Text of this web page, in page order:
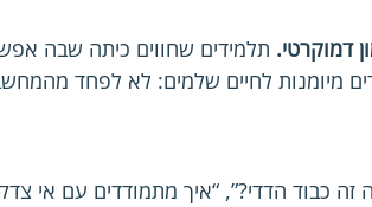
דמוקרטי. תלמידים שחווים כיתה שבה
מיומנות לחיים שלמים: לא לפחד
כבוד הדדי?”, “איך מתמודדים עם אי